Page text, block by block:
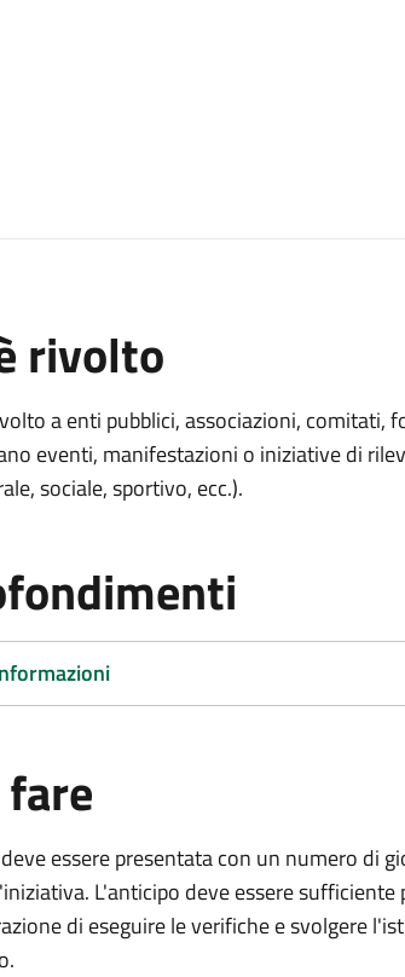
rivolto
a enti pubblici, associazioni, comitati,
eventi, manifestazioni o iniziative di
sociale, sportivo, ecc.).
essere presentatacon un numero di
L'anticipo deve essere sufficiente
di eseguire le verifiche e svolgere